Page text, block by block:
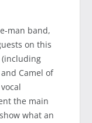
man band,
on this
(including
Camel of
the main
what an